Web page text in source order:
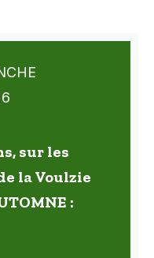
sur les
la Voulzie
: